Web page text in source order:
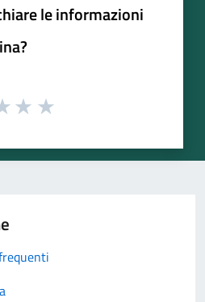
le informazioni